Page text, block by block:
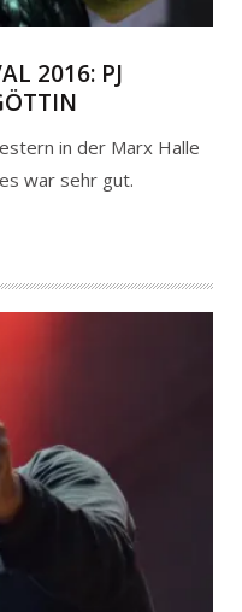
2016: PJ
in der Marx Halle
war sehr gut.